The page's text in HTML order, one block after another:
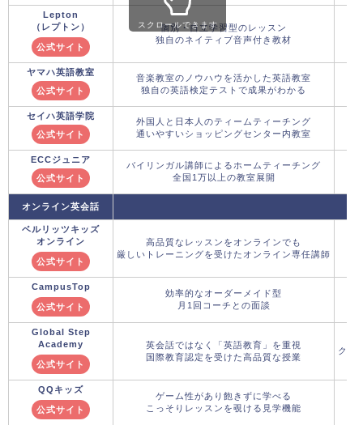
Lepton
（レプトン）
公式サイト
個別・自立学習型のレッスン
独自のネイティブ音声付き教材
ヤマハ英語教室
公式サイト
音楽教室のノウハウを活かした英語教室
独自の英語検定テストで成果がわかる
セイハ英語学院
公式サイト
外国人と日本人のティームティーチング
通いやすいショッピングセンター内教室
ECCジュニア
公式サイト
バイリンガル講師によるホームティーチング
全国1万以上の教室展開
オンライン英会話
ベルリッツキッズ
オンライン
公式サイト
高品質なレッスンをオンラインでも
厳しいトレーニングを受けたオンライン専任講師
CampusTop
公式サイト
効率的なオーダーメイド型
月1回コーチとの面談
Global Step
Academy
公式サイト
英会話ではなく「英語教育」を重視
国際教育認定を受けた高品質な授業
クー
QQキッズ
公式サイト
ゲーム性があり飽きずに学べる
こっそりレッスンを覗ける見学機能
スクロールできます